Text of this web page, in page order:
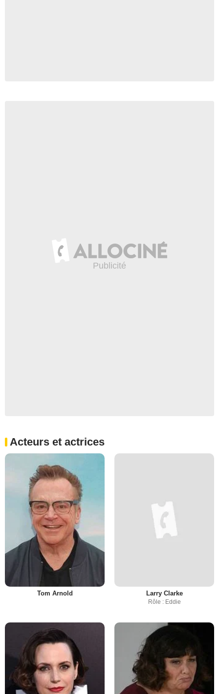
Acteurs et actrices
Tom Arnold Larry Clarke
Rôle : Eddie